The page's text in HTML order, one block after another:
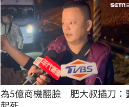
為5億商機翻臉　肥大叔插刀：